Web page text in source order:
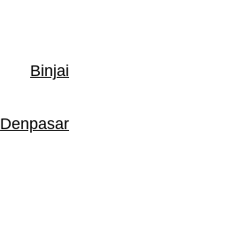
Binjai
Denpasar